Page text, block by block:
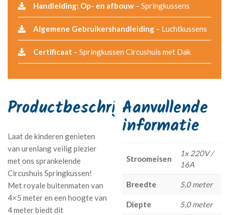
Handleiding: Op- en afbouw – Springkussens
Algemene Gebruikershandleiding – Luchtkussens
Certificaat – Springkussen Circushuis met Dak
Laat de kinderen genieten
van urenlang veilig plezier
met ons sprankelende
Circushuis Springkussen!
Met royale buitenmaten van
4×5 meter en een hoogte van
4 meter biedt dit
Aanvullende
informatie
Stroomeisen
1x 220V /
16A
Breedte 5,0 meter
Diepte 5,0 meter